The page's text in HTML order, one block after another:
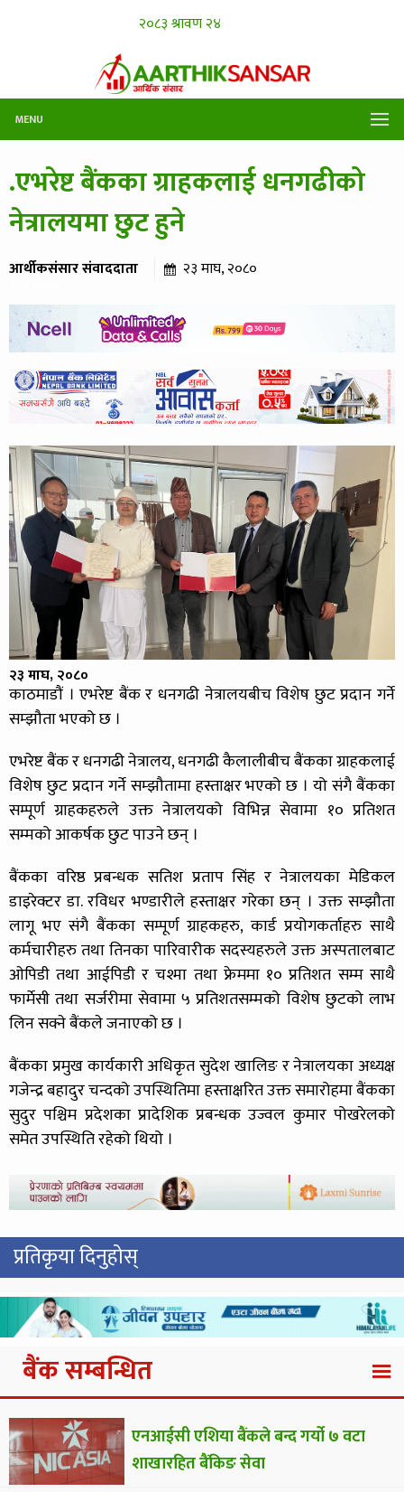
MENU
.एभरेष्ट बैंकका ग्राहकलाई धनगढीको
नेत्रालयमा छुट हुने
आर्थीकसंसार संवाददाता २३ माघ, २०८०
२३ माघ, २०८०
काठमाडौं । एभरेष्ट बैंक र धनगढी नेत्रालयबीच विशेष छुट प्रदान गर्ने
सम्झौता भएको छ ।
एभरेष्ट बैंक र धनगढी नेत्रालय, धनगढी कैलालीबीच बैंकका ग्राहकलाई
विशेष छुट प्रदान गर्ने सम्झौतामा हस्ताक्षर भएको छ । यो संगै बैंकका
सम्पूर्ण ग्राहकहरुले उक्त नेत्रालयको विभिन्न सेवामा १० प्रतिशत
सम्मको आकर्षक छुट पाउने छन् ।
बैंकका वरिष्ठ प्रबन्धक सतिश प्रताप सिंह र नेत्रालयका मेडिकल
डाइरेक्टर डा. रविधर भण्डारीले हस्ताक्षर गरेका छन् । उक्त सम्झौता
लागू भए संगै बैंकका सम्पूर्ण ग्राहकहरु, कार्ड प्रयोगकर्ताहरु साथै
कर्मचारीहरु तथा तिनका पारिवारीक सदस्यहरुले उक्त अस्पतालबाट
ओपिडी तथा आईपिडी र चश्मा तथा फ्रेममा १० प्रतिशत सम्म साथै
फार्मेसी तथा सर्जरीमा सेवामा ५ प्रतिशतसम्मको विशेष छुटको लाभ
लिन सक्ने बैंकले जनाएको छ ।
बैंकका प्रमुख कार्यकारी अधिकृत सुदेश खालिङ र नेत्रालयका अध्यक्ष
गजेन्द्र बहादुर चन्दको उपस्थितिमा हस्ताक्षरित उक्त समारोहमा बैंकका
सुदुर पश्चिम प्रदेशका प्रादेशिक प्रबन्धक उज्वल कुमार पोखरेलको
समेत उपस्थिति रहेको थियो ।
प्रतिकृया दिनुहोस्
बैंक सम्बन्धित
एनआईसी एशिया बैंकले बन्द गर्यो ७ वटा
शाखारहित बैंकिङ सेवा